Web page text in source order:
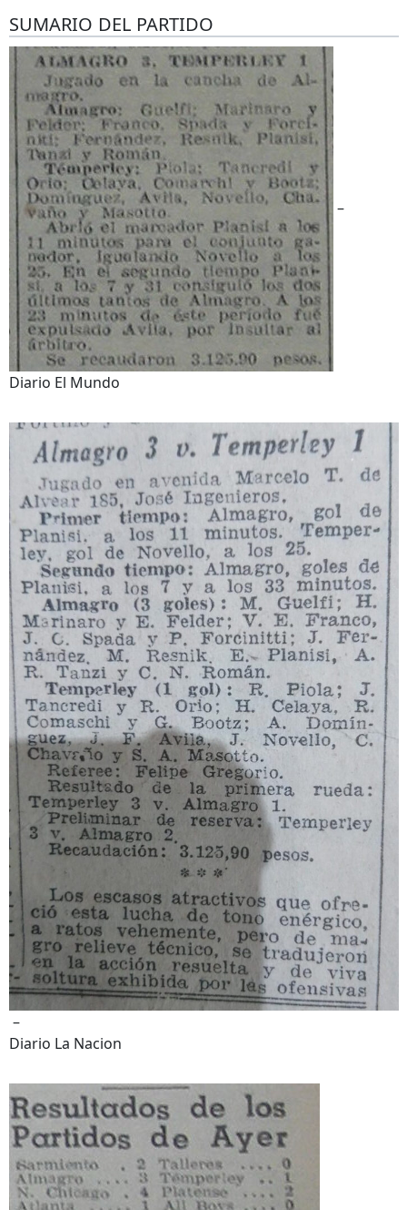
SUMARIO DEL PARTIDO
–
Diario El Mundo
–
Diario La Nacion